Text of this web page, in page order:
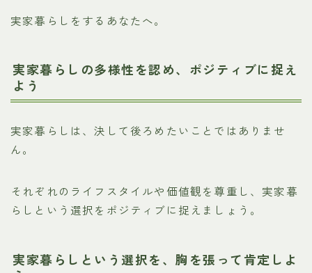
実家暮らしをするあなたへ。
実家暮らしの多様性を認め、ポジティブに捉え
よう
実家暮らしは、決して後ろめたいことではありませ
ん。
それぞれのライフスタイルや価値観を尊重し、実家暮
らしという選択をポジティブに捉えましょう。
実家暮らしという選択を、胸を張って肯定しよ